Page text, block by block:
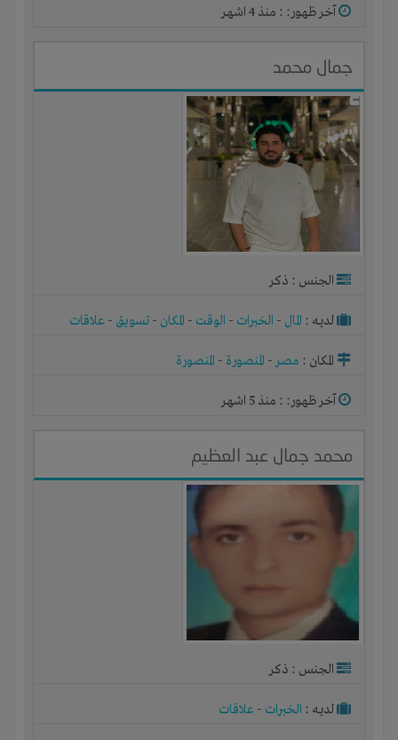
آخر ظهور: : منذ 4 اشهر
جمال محمد
الجنس : ذكر
لديـه : المال - الخبرات - الوقت - المكان - تسويق - علاقات
المكان : مصر- المنصورة - المنصورة
آخر ظهور: : منذ 5 اشهر
محمد جمال عبد العظيم
الجنس : ذكر
لديـه : الخبرات - علاقات